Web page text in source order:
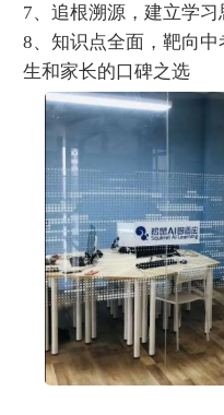
7、追根溯源，建立学
8、知识点全面，靶向
生和家长的口碑之选